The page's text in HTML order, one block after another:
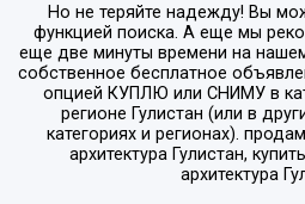
Но не теряйте надежду! Вы
функцией поиска. А еще мы
еще две минуты времени на
собственное бесплатное
опцией КУПЛЮ или СНИМУв
регионе Гулистан (или в
категориях и регионах).
архитектура Гулистан,
архитектура